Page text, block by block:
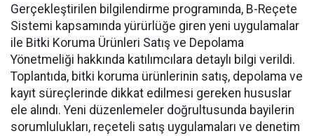
Gerçekleştirilen bilgilendirme programında, B-Reçete
Sistemi kapsamında yürürlüğe giren yeni uygulamalar
ile Bitki Koruma Ürünleri Satış ve Depolama
Yönetmeliği hakkında katılımcılara detaylı bilgi verildi.
Toplantıda, bitki koruma ürünlerinin satış, depolama ve
kayıt süreçlerinde dikkat edilmesi gereken hususlar
ele alındı. Yeni düzenlemeler doğrultusunda bayilerin
sorumlulukları, reçeteli satış uygulamaları ve denetim